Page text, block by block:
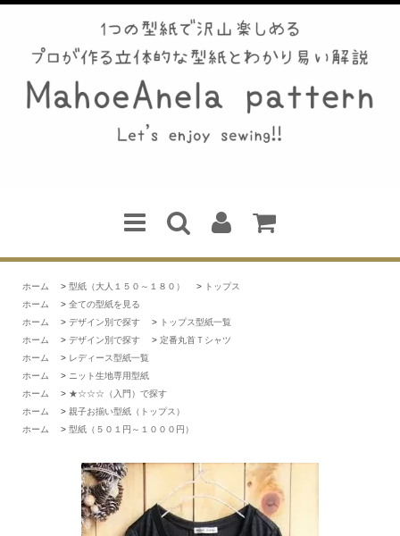
ホーム > 型紙（大人１５０～１８０） > トップス
ホーム
> 全ての型紙を見る
ホーム
> デザイン別で探す > トップス型紙一覧
ホーム
> デザイン別で探す > 定番丸首Ｔシャツ
ホーム
> レディース型紙一覧
ホーム
> ニット生地専用型紙
ホーム
> ★☆☆☆（入門）で探す
ホーム
> 親子お揃い型紙（トップス）
ホーム
> 型紙（５０１円～１０００円）